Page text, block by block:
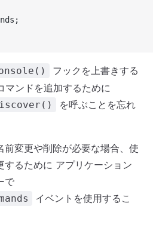
フックを上書きする
マンドを追加するために
を呼ぶことを忘れ
前変更や削除が必要な場合、使
するために アプリケーション
で
イベントを使用するこ